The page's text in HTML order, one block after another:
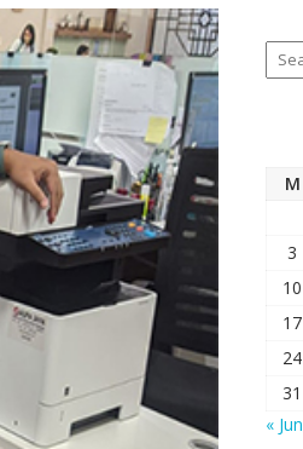
M
3
10
17
24
31
« Jun